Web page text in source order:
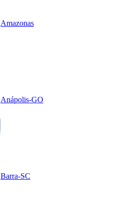
Amazonas
Anápolis-GO
Barra-SC